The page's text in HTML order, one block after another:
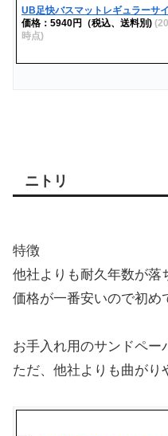
UB足快バスマットレギュラーサ
価格：5940円（税込、送料別)
時点)
ニトリ
特徴
他社よりも耐久年数が落
価格が一番安いので初め
お手入れ用のサンドペー
ただ、他社よりも曲がり